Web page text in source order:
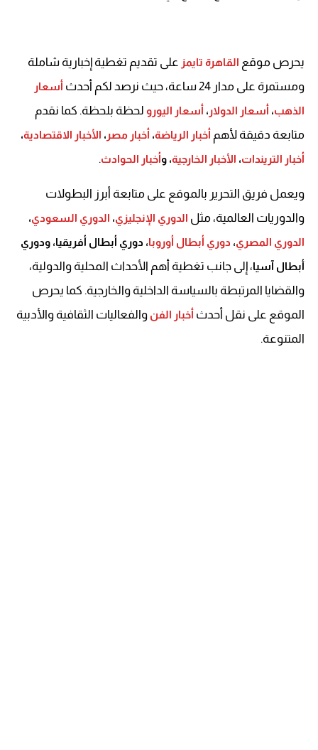
يحرص موقع القاهرة تايمز على تقديم تغطية إخبارية شاملة
ومستمرة على مدار 24 ساعة، حيث نرصد لكم أحدث
أسعار
الذهب، أسعار الدولار ، أسعار اليورولحظة بلحظة. كما نقدم
متابعة دقيقة لأهم أخبار الرياضة، أخبار مصر ، الأخبار الاقتصادية،
أخبار التريندات، الأخبار الخارجية، وأخبار الحوادث.
ويعمل فريق التحرير بالموقع على متابعة أبرز البطولات
والدوريات العالمية، مثل الدوري الإنجليزي، الدوري السعودي،
الدوري المصري، دوري أبطال أوروبا، دوري أبطال أفريقيا، ودوري
أبطال آسيا، إلى جانب تغطية أهم الأحداث المحلية والدولية،
والقضايا المرتبطة بالسياسة الداخلية والخارجية. كما يحرص
الموقع على نقل أحدث أخبار الفن والفعاليات الثقافية والأدبية
المتنوعة.